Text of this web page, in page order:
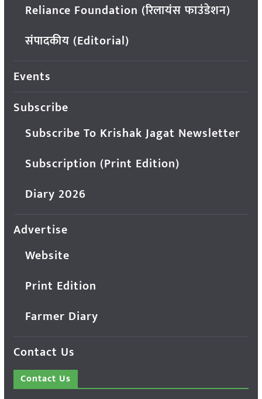
Reliance Foundation (रिलायंस फाउंडेशन)
संपादकीय (Editorial)
Events
Subscribe
Subscribe To Krishak Jagat Newsletter
Subscription (Print Edition)
Diary 2026
Advertise
Website
Print Edition
Farmer Diary
Contact Us
Contact Us